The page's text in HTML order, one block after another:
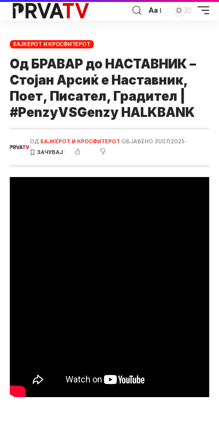
Аа
БАЈКЕРОТ И КРОСФИТЕРОТ
Од БРАВАР до НАСТАВНИК –
Стојан Арсиќ е Наставник,
Поет, Писател, Градител |
#PenzyVSGenzy HALKBANK
ОД:БАЈКЕРОТ И КРОСФИТЕРОТ ОБЈАВЕНО 31/07/2025